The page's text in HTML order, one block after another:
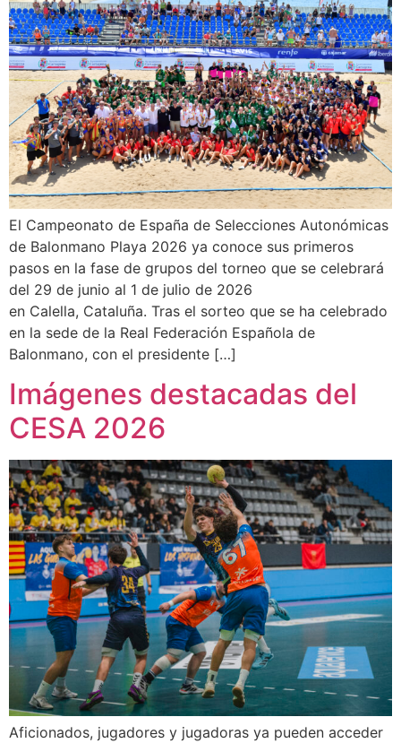
El Campeonato de España de Selecciones Autonómicas
de Balonmano Playa 2026 ya conoce sus primeros
pasos en la fase de grupos del torneo que se celebrará
del 29 de junio al 1 de julio de 2026
en Calella, Cataluña. Tras el sorteo que se ha celebrado
en la sede de la Real Federación Española de
Balonmano, con el presidente […]
Imágenes destacadas del
CESA 2026
Aficionados, jugadores y jugadoras ya pueden acceder